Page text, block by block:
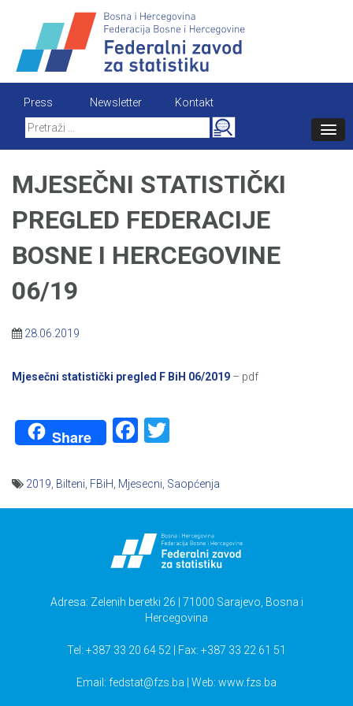
content
Press Newsletter
Kontakt
Search
for:
MJESEČNI STATISTIČKI
PREGLED FEDERACIJE
BOSNE I HERCEGOVINE
06/19
28.06.2019
Mjesečni statistički pregled F BiH 06/2019 – pdf
Share Facebook
2019 Bilteni FBiH Mjesecni Saopćenja
Adresa: Zelenih beretki 26 | 71000 Sarajevo, Bosna i
Hercegovina
Tel: +387 33 20 64 52 | Fax: +387 33 22 61 51
Email: fedstat@fzs.ba | Web: www.fzs.ba